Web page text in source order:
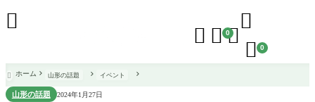
  0

 0

 ホーム 山形の話題 イベント
山形の話題 2024年1月27日